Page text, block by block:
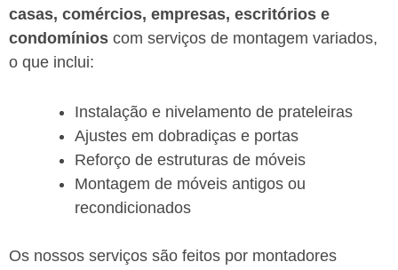
casas, comércios, empresas, escritórios e
condomínios com serviços de montagem variados,
o que inclui:
Instalação e nivelamento de prateleiras
Ajustes em dobradiças e portas
Reforço de estruturas de móveis
Montagem de móveis antigos ou
recondicionados
Os nossos serviços são feitos por montadores